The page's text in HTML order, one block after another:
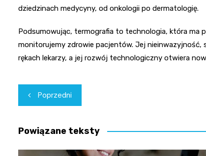
dziedzinach medycyny, od onkologii po dermatologię.
Podsumowując, termografia to technologia, która ma
monitorujemy zdrowie pacjentów. Jej nieinwazyjność,
rękach lekarzy, a jej rozwój technologiczny otwiera
Nawigacja
wpisu
Poprzedni
Powiązane teksty